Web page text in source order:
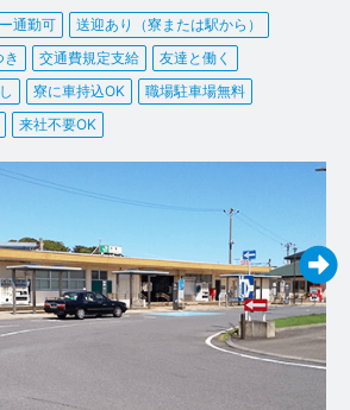
通勤可
送迎あり（寮または駅から）
交通費規定支給
友達と働く
寮に車持込OK
職場駐車場無料
来社不要OK